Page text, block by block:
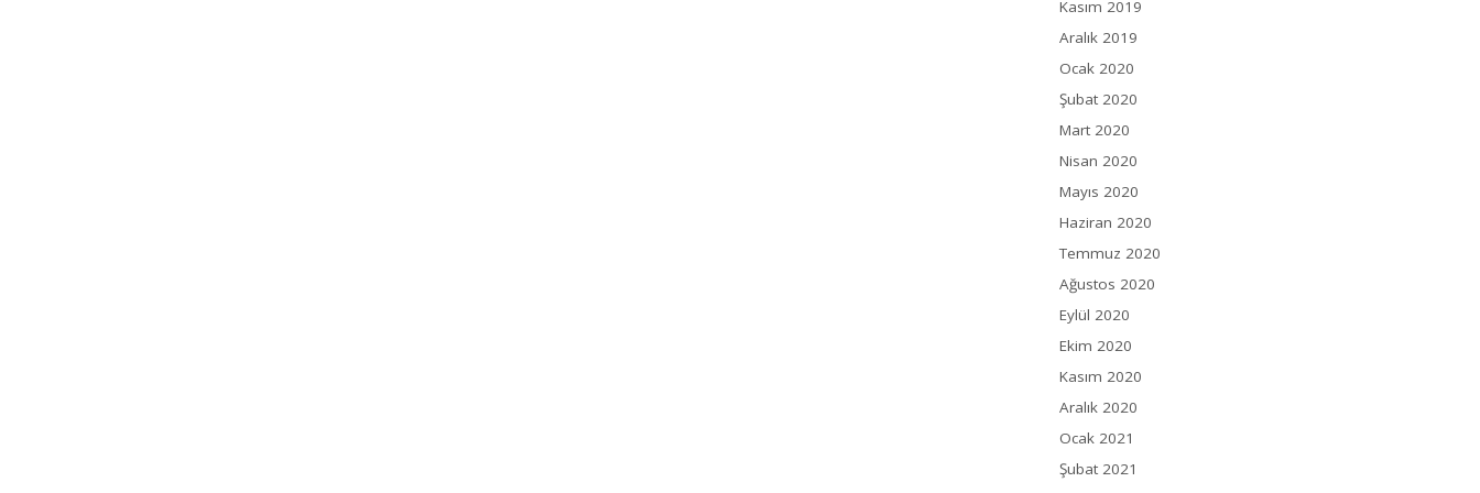
Kasım 2019
Aralık 2019
Ocak 2020
Şubat 2020
Mart 2020
Nisan 2020
Mayıs 2020
Haziran 2020
Temmuz 2020
Ağustos 2020
Eylül 2020
Ekim 2020
Kasım 2020
Aralık 2020
Ocak 2021
Şubat 2021